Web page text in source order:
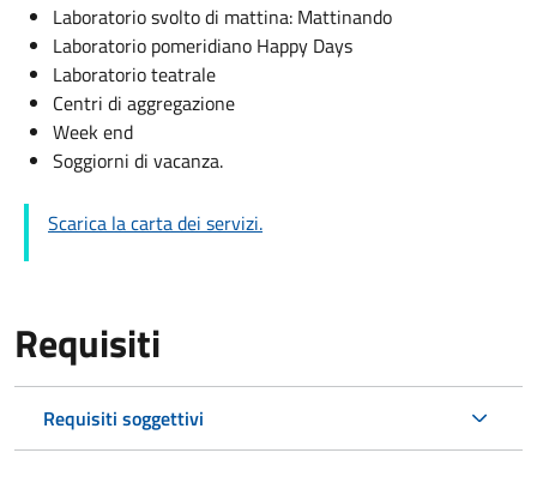
Laboratorio svolto di mattina: Mattinando
Laboratorio pomeridiano Happy Days
Laboratorio teatrale
Centri di aggregazione
Week end
Soggiorni di vacanza.
Scarica la carta dei servizi.
Requisiti
Requisiti soggettivi